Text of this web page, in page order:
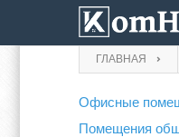
ГЛАВНАЯ
Офисные
Помещения